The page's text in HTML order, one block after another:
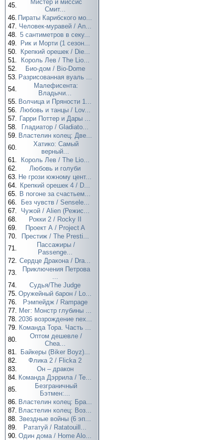
45.
Мистер и миссис
Смит...
46. Пираты Карибского мо...
47. Человек-муравей / An...
48. 5 сантиметров в секу...
49.
Рик и Морти (1 сезон...
50.
Крепкий орешек / Die...
51.
Король Лев / The Lio...
52.
Био-дом / Bio-Dome
53. Разрисованная вуаль ...
54.
Малефисента:
Владычи...
55. Волчица и Пряности 1...
56. Любовь и танцы / Lov...
57. Гарри Поттер и Дары ...
58.
Гладиатор / Gladiato...
59. Властелин колец: Две...
60.
Хатико: Самый
верный...
61.
Король Лев / The Lio...
62.
Любовь и голуби
63. Не грози южному цент...
64. Крепкий орешек 4 / D...
65. В погоне за счастьем...
66.
Без чувств / Sensele...
67.
Чужой / Alien (Режис...
68.
Рокки 2 / Rocky II
69.
Проект А / Project A
70.
Престиж / The Presti...
71.
Пассажиры /
Passenge...
72. Сердце Дракона / Dra...
73.
Приключения Петрова
...
74.
Судья/The Judge
75. Оружейный барон / Lo...
76.
Рэмпейдж / Rampage
77. Мег: Монстр глубины ...
78. 2036 возрождение nex...
79. Команда Тора. Часть ...
80.
Оптом дешевле /
Chea...
81.
Байкеры (Biker Boyz)...
82.
Флика 2 / Flicka 2
83.
Он – дракон
84. Команда Дэррила / Te...
85.
Безграничный
Бэтмен:...
86. Властелин колец: Бра...
87. Властелин колец: Воз...
88. Звездные войны (6 эп...
89.
Рататуй / Ratatouill...
90. Один дома / Home Alo...